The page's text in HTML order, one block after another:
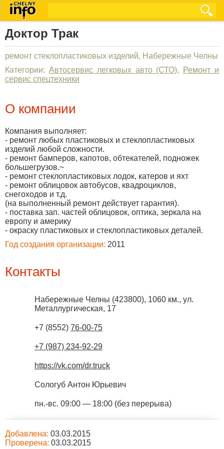
Доктор Трак
ремонт стеклопластиковых изделий, Набережные Челны
Категории: Автосервис легковых авто (СТО),
Ремонт и
сервис спецтехники
О компании
Компания выполняет:
- ремонт любых пластиковых и стеклопластиковых
изделий любой сложности.
- ремонт бамперов, капотов, обтекателей, подножек
большегрузов.~
- ремонт стеклопластиковых лодок, катеров и яхт
- ремонт облицовок автобусов, квадроциклов,
снегоходов и т.д.
(на выполненный ремонт действует гарантия).
- поставка зап. частей облицовок, оптика, зеркала на
европу и америку
- окраску пластиковых и стеклопластиковых деталей.
Год создания организации: 2011
Контакты
Набережные Челны (423800), 1060 км., ул.
Металлургическая, 17
+7 (8552) 76-00-75
+7 (987) 234-92-29
https://vk.com/dr.truck
Сологуб Антон Юрьевич
пн.-вс. 09:00 — 18:00 (без перерыва)
Добавлена: 03.03.2015
Проверена: 03.03.2015